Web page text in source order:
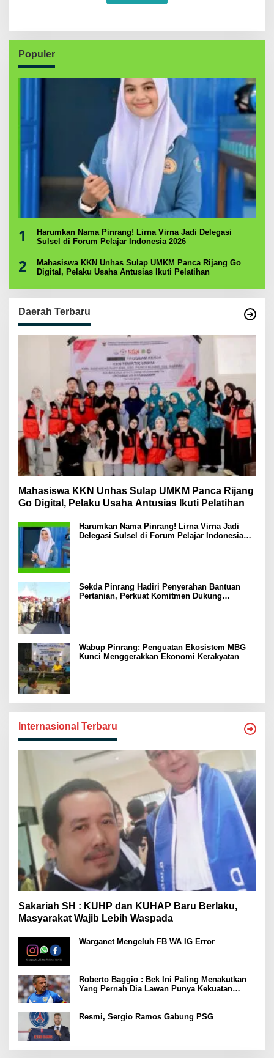
Populer
1
Harumkan Nama Pinrang! Lirna Virna Jadi Delegasi
Sulsel di Forum Pelajar Indonesia 2026
2
Mahasiswa KKN Unhas Sulap UMKM Panca Rijang Go
Digital, Pelaku Usaha Antusias Ikuti Pelatihan
Daerah Terbaru
Mahasiswa KKN Unhas Sulap UMKM Panca Rijang
Go Digital, Pelaku Usaha Antusias Ikuti Pelatihan
Harumkan Nama Pinrang! Lirna Virna Jadi
Delegasi Sulsel di Forum Pelajar Indonesia
Sekda Pinrang Hadiri Penyerahan Bantuan
Pertanian, Perkuat Komitmen Dukung
Wabup Pinrang: Penguatan Ekosistem MBG
Kunci Menggerakkan Ekonomi Kerakyatan
Internasional Terbaru
Sakariah SH : KUHP dan KUHAP Baru Berlaku,
Masyarakat Wajib Lebih Waspada
Warganet Mengeluh FB WA IG Error
Roberto Baggio : Bek Ini Paling Menakutkan
Yang Pernah Dia Lawan Punya Kekuatan
Resmi, Sergio Ramos Gabung PSG